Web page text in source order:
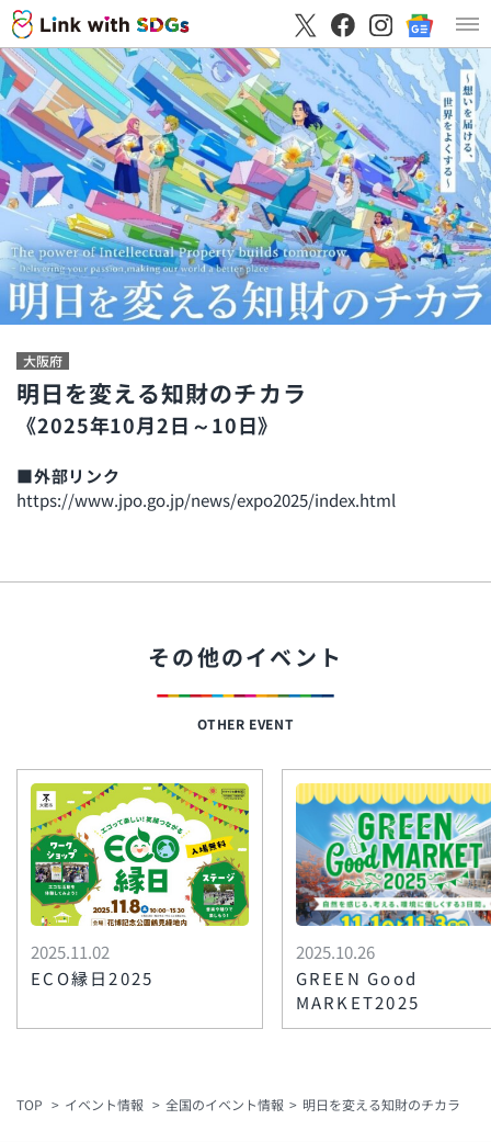
大阪府
明日を変える知財のチカラ
《2025年10月2日～10日》
■外部リンク
https://www.jpo.go.jp/news/expo2025/index.html
その他のイベント
OTHER EVENT
2025.11.02
ECO縁日2025
2025.10.26
GREEN Good
MARKET2025
TOP イベント情報 全国のイベント情報 明日を変える知財のチカラ